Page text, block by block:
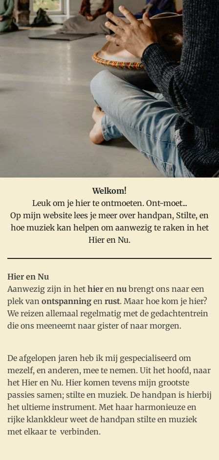
Welkom!
Leuk om je hier te ontmoeten. Ont-moet...
Op mijn website lees je meer over handpan, Stilte, en
hoe muziek kan helpen om aanwezig te raken in het
Hier en Nu.
Hier en Nu
Aanwezig zijn in het hier en nu brengt ons naar een
plek van ontspanning en rust. Maar hoe kom je hier?
We reizen allemaal regelmatig met de gedachtentrein
die ons meeneemt naar gister of naar morgen.
De afgelopen jaren heb ik mij gespecialiseerd om
mezelf, en anderen, mee te nemen. Uit het hoofd, naar
het Hier en Nu. Hier komen tevens mijn grootste
passies samen; stilte en muziek. De handpan is hierbij
het ultieme instrument. Met haar harmonieuze en
rijke klankkleur weet de handpan stilte en muziek
met elkaar te verbinden.